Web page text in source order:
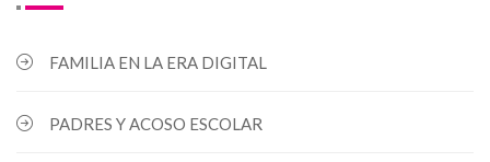
FAMILIA EN LA ERA DIGITAL
PADRES Y ACOSO ESCOLAR